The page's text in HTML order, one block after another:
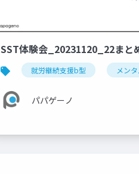
SST体験会_20231120_22まと
就労継続支援b型 メン
パパゲーノ